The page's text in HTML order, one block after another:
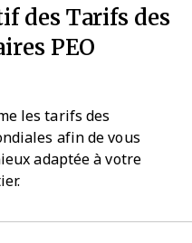
des Tarifs des
PEO
les tarifs des
afin de vous
adaptée à votre